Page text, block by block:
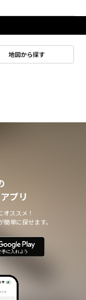
地図から探す
プリ
ススメ！
単に探せます。